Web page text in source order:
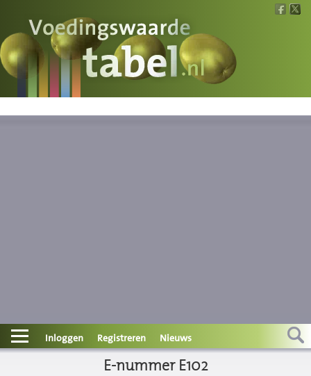
Voedingswaarde
Wat is wat?
ContactInloggen Registreren Nieuws
E-nummer E102